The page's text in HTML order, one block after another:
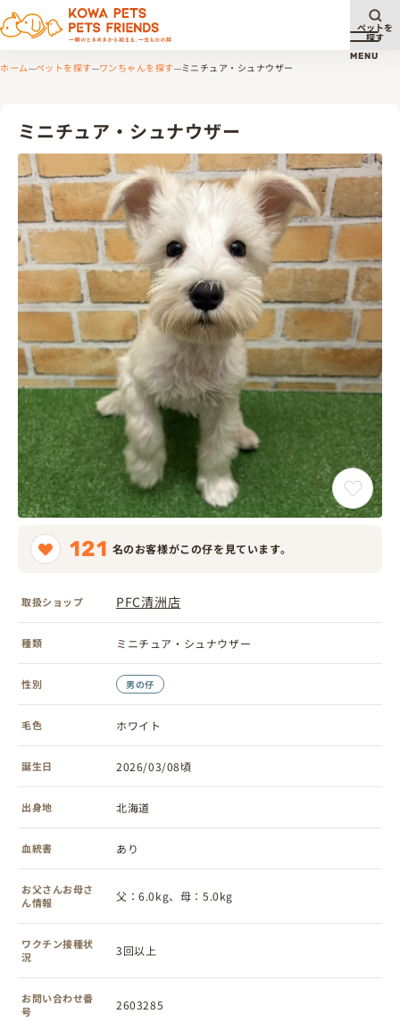
メニ
MENU
ペットを
探す
ホーム ペットを探す ワンちゃんを探す ミニチュア・シュナウザー
ミニチュア・シュナウザー
121 名のお客様がこの仔を見ています。
取扱ショップ PFC清洲店
種類 ミニチュア・シュナウザー
性別 男の仔
毛色 ホワイト
誕生日 2026/03/08頃
出身地 北海道
血統書 あり
お父さんお母さ
ん情報
父：6.0kg、母：5.0kg
ワクチン接種状
況
3回以上
お問い合わせ番
号
2603285